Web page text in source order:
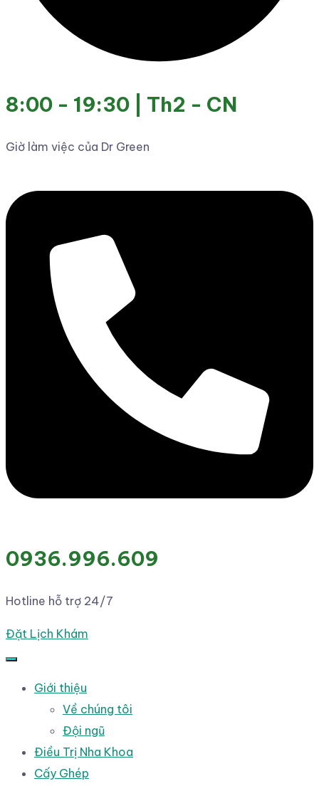
8:00 - 19:30 | Th2 - CN
Giờ làm việc của Dr Green
0936.996.609
Hotline hỗ trợ 24/7
Đặt Lịch Khám
Giới thiệu
Về chúng tôi
Đội ngũ
Điều Trị Nha Khoa
Cấy Ghép